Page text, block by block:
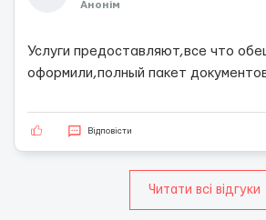
Анонім
Услуги предоставляют,все что
оформили,полный пакет
Відповісти
Читати всі відгуки